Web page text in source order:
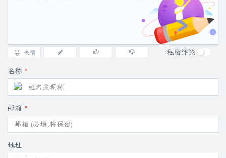
表情 私密评论
名称 *
邮箱 *
地址